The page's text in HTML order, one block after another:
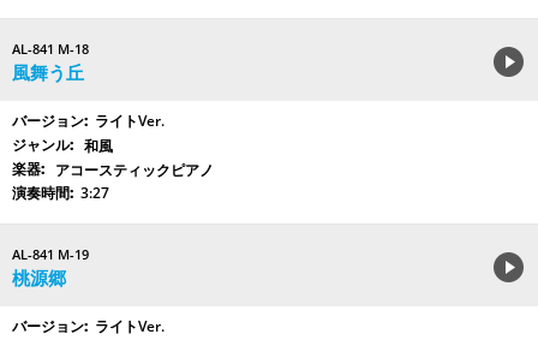
AL-841 M-18
風舞う丘
ライトVer.
和風
アコースティックピアノ
3:27
AL-841 M-19
桃源郷
ライトVer.